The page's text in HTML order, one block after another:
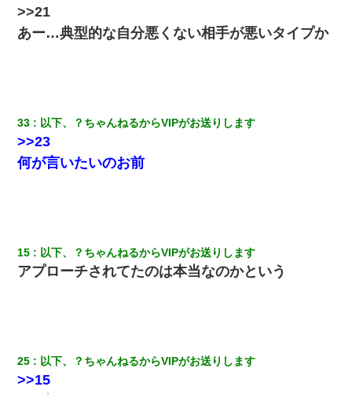
>>21
あー…典型的な自分悪くない相手が悪いタイプか
33 以下、？ちゃんねるからVIPがお送りします
>>23
何が言いたいのお前
15 以下、？ちゃんねるからVIPがお送りします
アプローチされてたのは本当なのかという
25 以下、？ちゃんねるからVIPがお送りします
>>15